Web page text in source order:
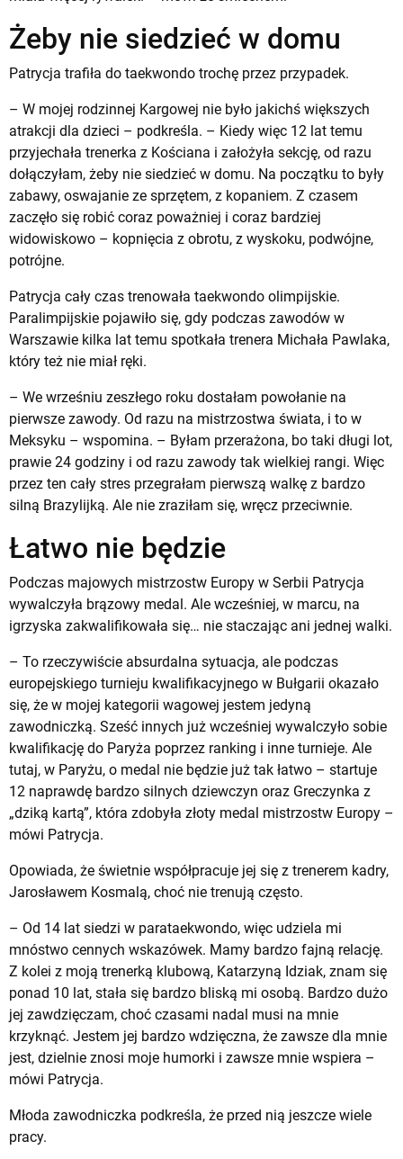
Żeby nie siedzieć w domu
Patrycja trafiła do taekwondo trochę przez przypadek.
– W mojej rodzinnej Kargowej nie było jakichś większych
atrakcji dla dzieci – podkreśla. – Kiedy więc 12 lat temu
przyjechała trenerka z Kościana i założyła sekcję, od razu
dołączyłam, żeby nie siedzieć w domu. Na początku to były
zabawy, oswajanie ze sprzętem, z kopaniem. Z czasem
zaczęło się robić coraz poważniej i coraz bardziej
widowiskowo – kopnięcia z obrotu, z wyskoku, podwójne,
potrójne.
Patrycja cały czas trenowała taekwondo olimpijskie.
Paralimpijskie pojawiło się, gdy podczas zawodów w
Warszawie kilka lat temu spotkała trenera Michała Pawlaka,
który też nie miał ręki.
– We wrześniu zeszłego roku dostałam powołanie na
pierwsze zawody. Od razu na mistrzostwa świata, i to w
Meksyku – wspomina. – Byłam przerażona, bo taki długi lot,
prawie 24 godziny i od razu zawody tak wielkiej rangi. Więc
przez ten cały stres przegrałam pierwszą walkę z bardzo
silną Brazylijką. Ale nie zraziłam się, wręcz przeciwnie.
Łatwo nie będzie
Podczas majowych mistrzostw Europy w Serbii Patrycja
wywalczyła brązowy medal. Ale wcześniej, w marcu, na
igrzyska zakwalifikowała się… nie staczając ani jednej walki.
– To rzeczywiście absurdalna sytuacja, ale podczas
europejskiego turnieju kwalifikacyjnego w Bułgarii okazało
się, że w mojej kategorii wagowej jestem jedyną
zawodniczką. Sześć innych już wcześniej wywalczyło sobie
kwalifikację do Paryża poprzez ranking i inne turnieje. Ale
tutaj, w Paryżu, o medal nie będzie już tak łatwo – startuje
12 naprawdę bardzo silnych dziewczyn oraz Greczynka z
„dziką kartą”, która zdobyła złoty medal mistrzostw Europy –
mówi Patrycja.
Opowiada, że świetnie współpracuje jej się z trenerem kadry,
Jarosławem Kosmalą, choć nie trenują często.
– Od 14 lat siedzi w parataekwondo, więc udziela mi
mnóstwo cennych wskazówek. Mamy bardzo fajną relację.
Z kolei z moją trenerką klubową, Katarzyną Idziak, znam się
ponad 10 lat, stała się bardzo bliską mi osobą. Bardzo dużo
jej zawdzięczam, choć czasami nadal musi na mnie
krzyknąć. Jestem jej bardzo wdzięczna, że zawsze dla mnie
jest, dzielnie znosi moje humorki i zawsze mnie wspiera –
mówi Patrycja.
Młoda zawodniczka podkreśla, że przed nią jeszcze wiele
pracy.